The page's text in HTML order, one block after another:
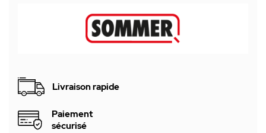
Livraison rapide
Paiement
sécurisé